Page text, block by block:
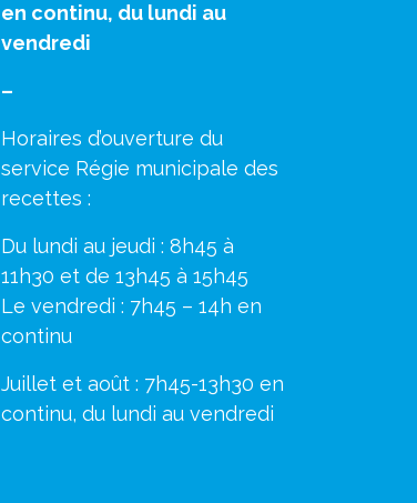
en continu, du lundi au
vendredi
–
Horaires d’ouverture du
service Régie municipale des
recettes :
Du lundi au jeudi : 8h45 à
11h30 et de 13h45 à 15h45
Le vendredi : 7h45 – 14h en
continu
Juillet et août : 7h45-13h30 en
continu, du lundi au vendredi